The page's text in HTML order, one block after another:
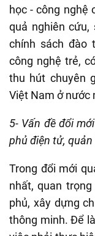
học - công nghệ
quả nghiên cứu,
chính sách đào
công nghệ trẻ,
thu hút chuyên
Việt Nam ở nước
5- Vấn đề đổi
phủ điện tử,
Trong đổi mới
nhất, quan
phủ, xây dựng
thông minh. Để